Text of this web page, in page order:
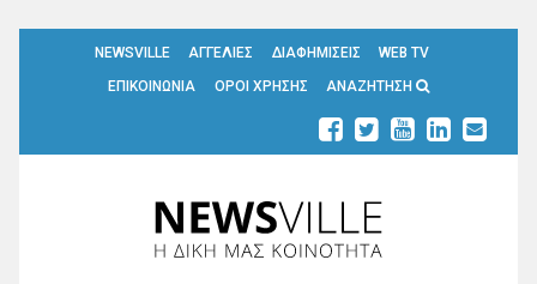
NEWSVILLE ΑΓΓΕΛΙΕΣ ΔΙΑΦΗΜΙΣΕΙΣ
WEB TV
ΕΠΙΚΟΙΝΩΝΙΑ
ΟΡΟΙ ΧΡΗΣΗΣ ΑΝΑΖΗΤΗΣΗ